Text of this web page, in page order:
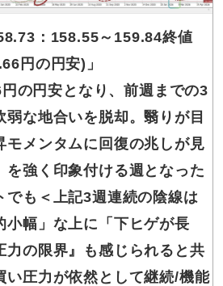
： 158.55～159.84終値
円 の 円安) 」
の円安となり、前週までの3
な地合いを脱却。翳りが目
モメンタムに回復の兆しが見
を強く印象付ける週となった
でも＜上記3週連続の陰線は
小幅」な上に「下ヒゲが長
力の限界』も感じられると共
い圧力が依然として継続/機能